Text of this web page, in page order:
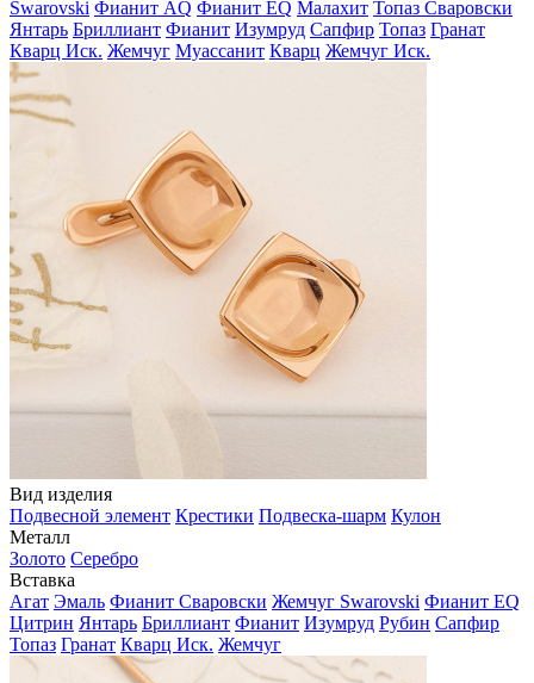
Swarovski Фианит AQ Фианит EQ Малахит Топаз Сваровски
Янтарь Бриллиант Фианит Изумруд Сапфир Топаз Гранат
Кварц Иск. Жемчуг Муассанит Кварц Жемчуг Иск.
Вид изделия
Подвесной элемент Крестики Подвеска-шарм Кулон
Металл
Золото Серебро
Вставка
Агат Эмаль Фианит Сваровски Жемчуг Swarovski Фианит EQ
Цитрин Янтарь Бриллиант Фианит Изумруд Рубин Сапфир
Топаз Гранат Кварц Иск. Жемчуг